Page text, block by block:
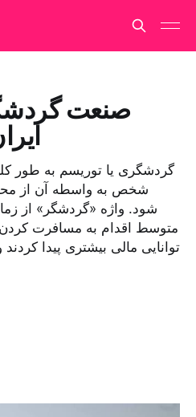
صنعت
گردشگری یا توریسم به طور
شخص به واسطه آن از
شود. واژه «گردشگر» از
متوسط اقدام به مسافرت
توانایی مالی بیشتری پیدا